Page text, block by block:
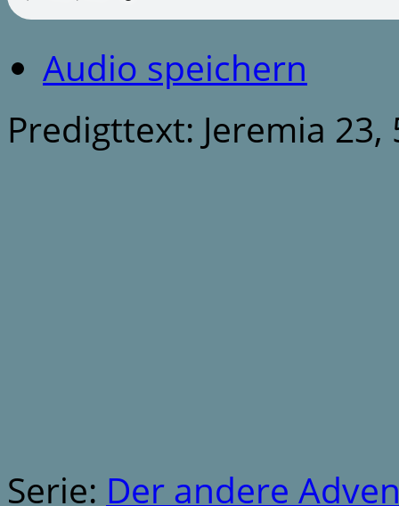
Audio speichern
Predigttext: Jeremia 23,
Serie: Der andere